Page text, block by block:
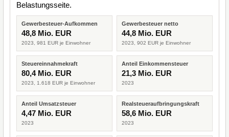
Belastungsseite.
Gewerbesteuer-Aufkommen
48,8 Mio. EUR
2023, 981 EUR je Einwohner
Gewerbesteuer netto
44,8 Mio. EUR
2023, 902 EUR je Einwohner
Steuereinnahmekraft
80,4 Mio. EUR
2023, 1.618 EUR je Einwohner
Anteil Einkommensteuer
21,3 Mio. EUR
2023
Anteil Umsatzsteuer
4,47 Mio. EUR
2023
Realsteueraufbringungskraft
58,6 Mio. EUR
2023